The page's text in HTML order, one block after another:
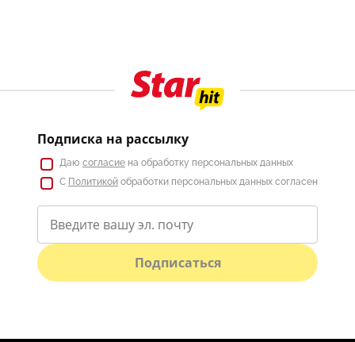
Подписка на рассылку
Даю согласие на обработку персональных данных
С Политикой обработки персональных данных согласен
Подписаться